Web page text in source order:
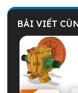
BÀI VIẾT